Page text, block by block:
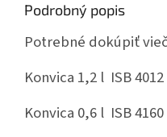
Podrobný popis
Potrebné dokúpiť
Konvica 1,2 l ISB
Konvica 0,6 l ISB